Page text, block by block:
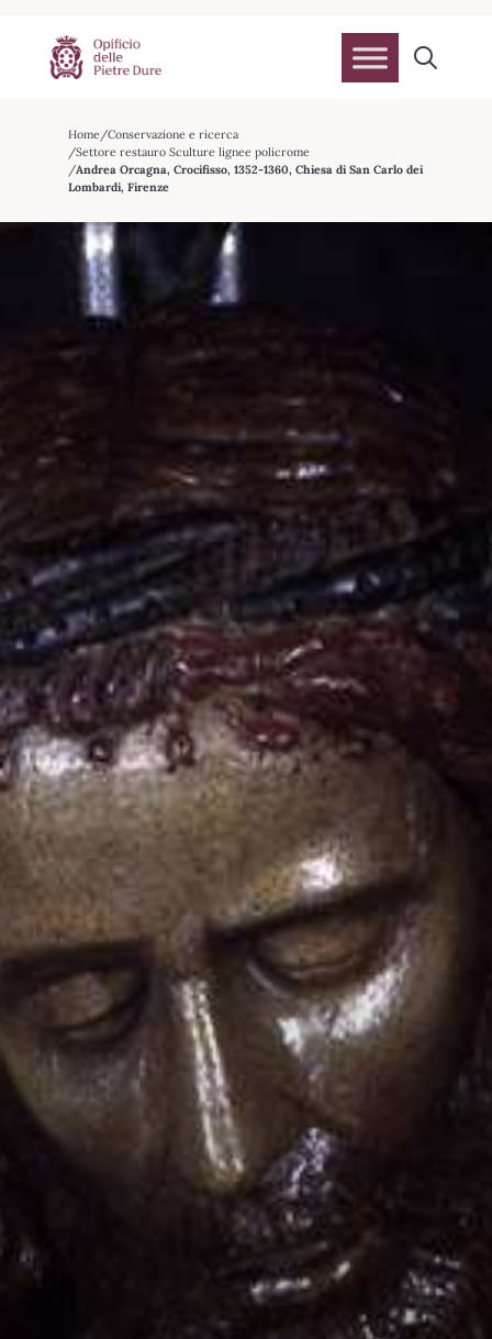
Home Conservazione e ricerca
Settore restauro Sculture lignee policrome
Andrea Orcagna, Crocifisso, 1352-1360, Chiesa di San Carlo dei
Lombardi, Firenze